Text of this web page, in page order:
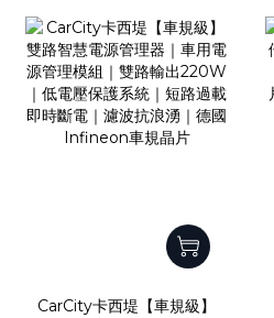
CarCity卡西堤【車規級】